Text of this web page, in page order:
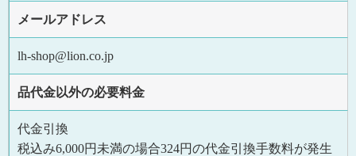
メールアドレス
lh-shop@lion.co.jp
品代金以外の必要料金
代金引換
税込み6,000円未満の場合324円の代金引換手数料が発生